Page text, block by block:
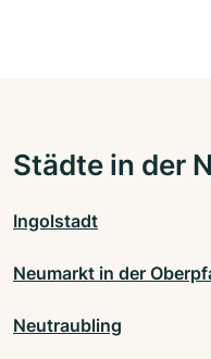
Städte in der
Ingolstadt
Neumarkt in der
Neutraubling